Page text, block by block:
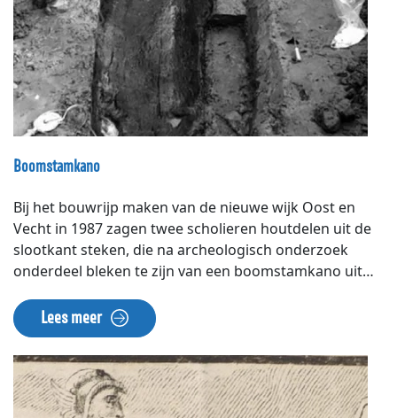
Boomstamkano
Bij het bouwrijp maken van de nieuwe wijk Oost en
Vecht in 1987 zagen twee scholieren houtdelen uit de
slootkant steken, die na archeologisch onderzoek
onderdeel bleken te zijn van een boomstamkano uit
1 meter was gemaakt van een uitgeholde halve eik. Het
was te kostbaar om het fragiele hout uit te graven en
te conserveren, dus na onderzoek is de kano weer met
aarde toegedekt. De vondst in de boot van stukjes
steen uit het Duitse Eiffelgebergte en aardewerken
Lees meer